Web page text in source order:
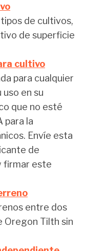
de cultivos,
de superficie
cultivo
para cualquier
en su
que no esté
para la
Envíe esta
de
firmar este
entre dos
Tilth sin